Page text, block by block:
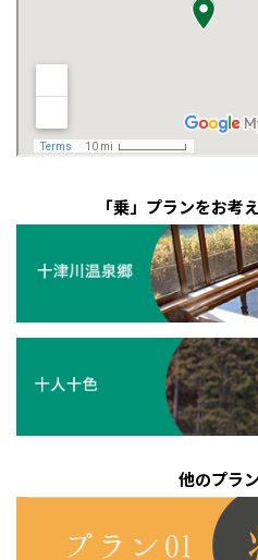
「乗」プランをお考
他のプラ